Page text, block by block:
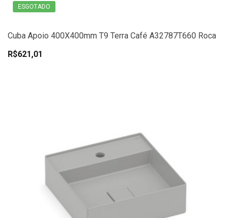
ESGOTADO
Cuba Apoio 400X400mm T9 Terra Café A32787T660 Roca
R$621,01